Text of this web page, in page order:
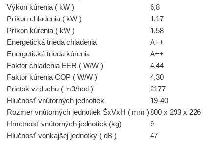
Výkon kúrenia ( kW )
6,8
Príkon chladenia ( kW )
1,17
Príkon kúrenia ( kW )
1,58
Energetická trieda chladenia
A++
Energetická trieda kúrenia
A++
Faktor chladenia EER ( W/W )
4,44
Faktor kúrenia COP ( W/W )
4,30
Prietok vzduchu ( m3/hod )
2177
Hlučnosť vnútorných jednotiek
19-40
Rozmer vnútorných jednotiek ŠxVxH ( mm )800 x 293 x 226
Hmotnosť vnútorných jednotiek (kg)
9
Hlučnosť vonkajšej jednotky ( dB )
47